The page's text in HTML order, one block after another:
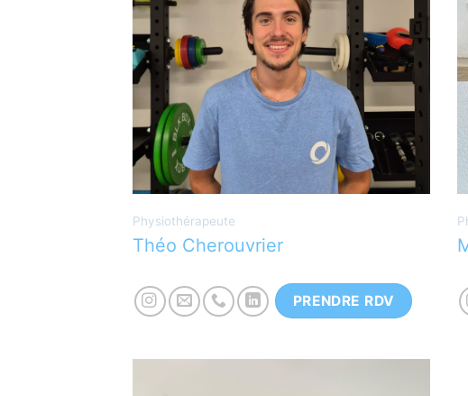
Physiothérapeute diplomé à la Haute
école Léonard de Vinci, option
lombalgie. Passionné de sport et de
montagne. Toujours à la recherche du
traitement le plus adapté pour ses
patients.
Physiothérapeute
Théo Cherouvrier
PRENDRE RDV